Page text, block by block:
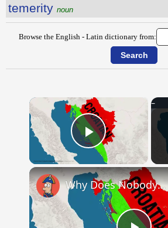
temerity noun
Browse the English - Latin dictionary from:
×
Play Video
Why Does Nobody Speak This Romance Language Anymore?